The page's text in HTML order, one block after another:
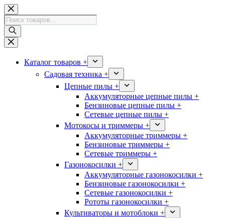
Перейти
к
сути
Поиск
товаров
Каталог товаров +
Садовая техника +
Цепные пилы +
Аккумуляторные цепные пилы +
Бензиновые цепные пилы +
Сетевые цепные пилы +
Мотокосы и триммеры +
Аккумуляторные триммеры +
Бензиновые триммеры +
Сетевые триммеры +
Газонокосилки +
Аккумуляторные газонокосилки +
Бензиновые газонокосилки +
Сетевые газонокосилки +
Рототы газонокосилки +
Культиваторы и мотоблоки +